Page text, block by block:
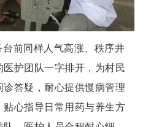
台前同样人气高涨、秩序井
护团队一字排开，为村民
答疑，耐心提供慢病管理
心指导日常用药与养生方